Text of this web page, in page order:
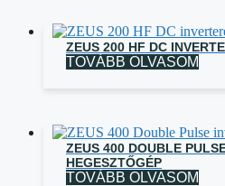
ZEUS 200 HF DC
TOVÁBB OLVASOM
ZEUS 400 DOUBLE
HEGESZTŐGÉP
TOVÁBB OLVASOM